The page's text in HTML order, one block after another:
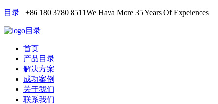
目录 +86 180 3780 8511We Hava More 35 Years Of Expeiences
目录
首页
产品目录
解决方案
成功案例
关于我们
联系我们